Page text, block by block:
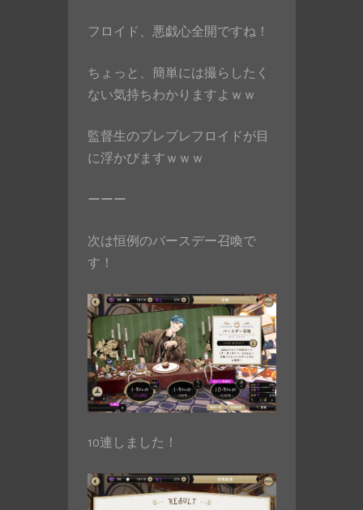
フロイド、悪戯心全開ですね！
ちょっと、簡単には撮らしたく
ない気持ちわかりますよｗｗ
監督生のブレブレフロイドが目
に浮かびますｗｗｗ
ーーー
次は恒例のバースデー召喚で
す！
10連しました！